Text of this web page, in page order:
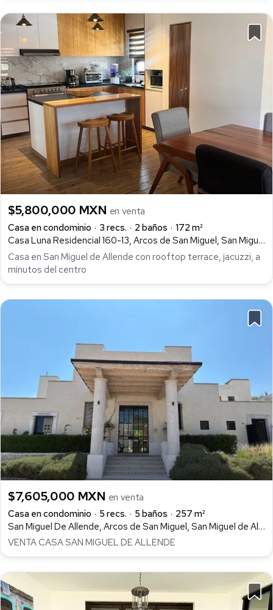
$5,800,000 MXN en venta
Casa en condominio
3 recs. 2 baños
172 m²
Casa Luna Residencial 160-13, Arcos de San Miguel, San Miguel de Allende
Casa en San Miguel de Allende con rooftop terrace, jacuzzi, a
minutos del centro
$7,605,000 MXN en venta
Casa en condominio
5 recs. 5 baños
257 m²
San Miguel De Allende, Arcos de San Miguel, San Miguel de Allende
VENTA CASA SAN MIGUEL DE ALLENDE